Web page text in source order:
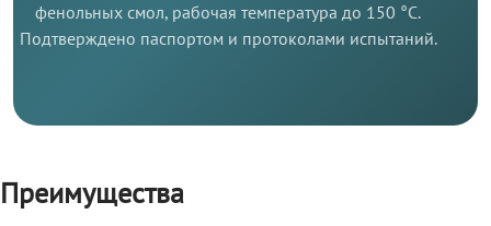
фенольных смол, рабочая температура до 150 °C.
Подтверждено паспортом и протоколами испытаний.
Преимущества